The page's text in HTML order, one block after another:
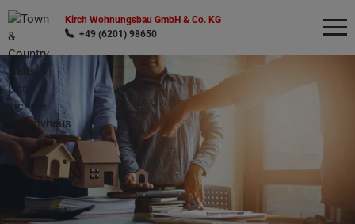
Kirch Wohnungsbau GmbH & Co. KG
+49 (6201) 98650
Wonach möchten Sie suchen?